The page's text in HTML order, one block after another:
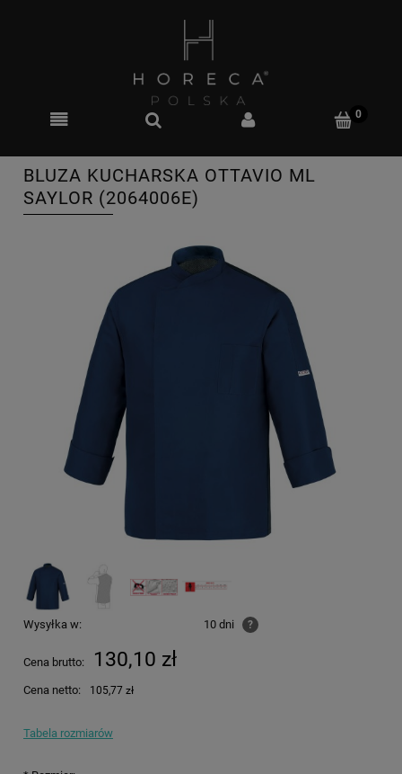
BLUZA KUCHARSKA OTTAVIO ML
SAYLOR (2064006E)
Wysyłka w: 10 dni ?
Cena brutto: 130,10 zł
Cena netto: 105,77 zł
Tabela rozmiarów